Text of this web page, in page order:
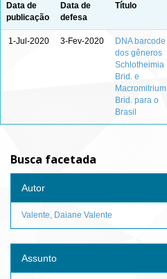
Data de
publicação
Data de
defesa
Título
1-Jul-2020 3-Fev-2020
DNA barcode
dos gêneros
Schlotheimia
Brid. e
Macromitrium
Brid. para o
Brasil
Busca facetada
Autor
Valente, Daiane Valente
Assunto